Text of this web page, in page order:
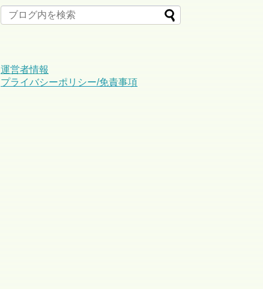
運営者情報
プライバシーポリシー/免責事項